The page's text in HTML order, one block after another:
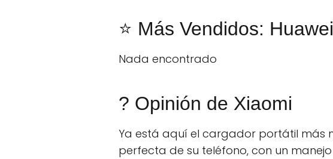
⭐ Más Vendidos:
Nada encontrado
? Opinión de Xiaomi
Ya está aquí el cargador portátil más
perfecta de su teléfono, con un